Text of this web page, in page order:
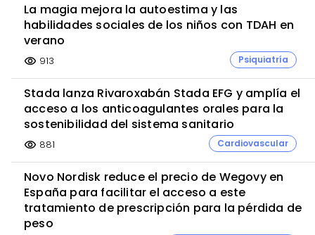
La magia mejora la autoestima y las
habilidades sociales de los niños con TDAH en
verano
visibility 913 Psiquiatría
Stada lanza Rivaroxabán Stada EFG y amplía el
acceso a los anticoagulantes orales para la
sostenibilidad del sistema sanitario
visibility 881 Cardiovascular
Novo Nordisk reduce el precio de Wegovy en
España para facilitar el acceso a este
tratamiento de prescripción para la pérdida de
peso